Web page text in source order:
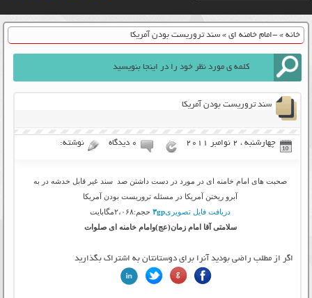
خانه» -امام خامنه ای» سند تروریست بودن آمریکا
سند تروریست بودن آمریکا
چهارشنبه ، 2 نوامبر 2011 ۰ دیدگاه نوشته:
صحبت های امام خامنه ای در مورد در دست داشتن صد سند غیر قابل خدشه در به
آبرو ریختن آمریکا در مسئله تروریست بودن آمریکا
دریافت فایل تصویری۳gpحجم:۲،۰۶۸مگابایت
سلامتی آقا امام زمان(عج)وامام خامنه ای صلوات
اگر از مطلب راضی بودید آنرا برای دوستانتان به اشتراک بگذارید